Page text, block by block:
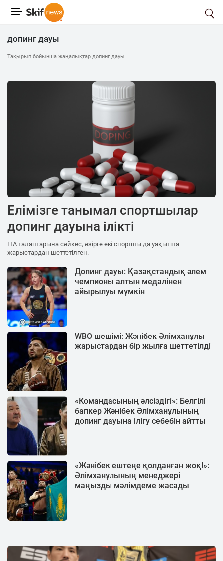
допинг дауы
Тақырып бойынша жаңалықтар допинг дауы
Елімізге танымал спортшылар
допинг дауына ілікті
ITA талаптарына сәйкес, әзірге екі спортшы да уақытша
жарыстардан шеттетілген.
Допинг дауы: Қазақстандық әлем
чемпионы алтын медалінен
айырылуы мүмкін
WBO шешімі: Жәнібек Әлімханұлы
жарыстардан бір жылға шеттетілді
«Командасының әлсіздігі»: Белгілі
бапкер Жәнібек Әлімханұлының
допинг дауына ілігу себебін айтты
«Жәнібек ештеңе қолданған жоқ!»:
Әлімханұлының менеджері
маңызды мәлімдеме жасады